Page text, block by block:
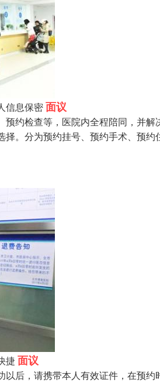
信息保密面议
预约检查等，医院内全程陪同，并
。分为预约挂号、预约手术、预
捷 面议
后，请携带本人有效证件，在预